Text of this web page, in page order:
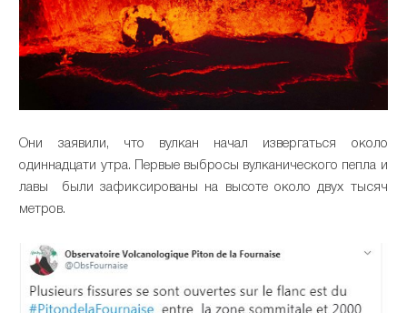
Они заявили, что вулкан начал извергаться около
одиннадцати утра. Первые выбросы вулканического пепла и
лавы были зафиксированы на высоте около двух тысяч
метров.